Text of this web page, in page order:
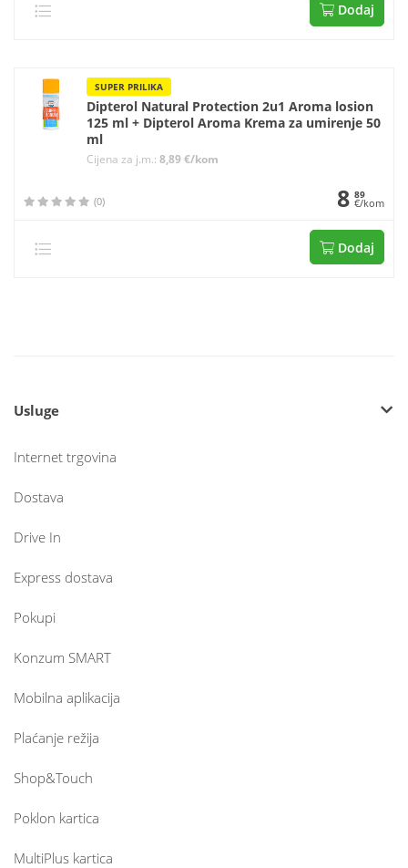
Dodaj
SUPER PRILIKA
Dipterol Natural Protection 2u1 Aroma losion
125 ml + Dipterol Aroma Krema za umirenje 50
ml
Cijena za j.m.:8,89 €/kom
(0) 8 89
€/kom
Dodaj
Usluge
Internet trgovina
Dostava
Drive In
Express dostava
Pokupi
Konzum SMART
Mobilna aplikacija
Plaćanje režija
Shop&Touch
Poklon kartica
MultiPlus kartica